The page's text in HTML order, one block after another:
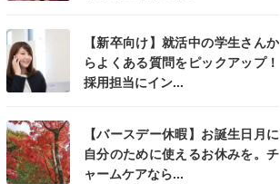
【新卒向け】就活中の学生さんか
らよくある質問をピックアップ！
採用担当にイン...
【バースデー休暇】お誕生日月に
自分のために使えるお休みを。チ
ャームケアなら...